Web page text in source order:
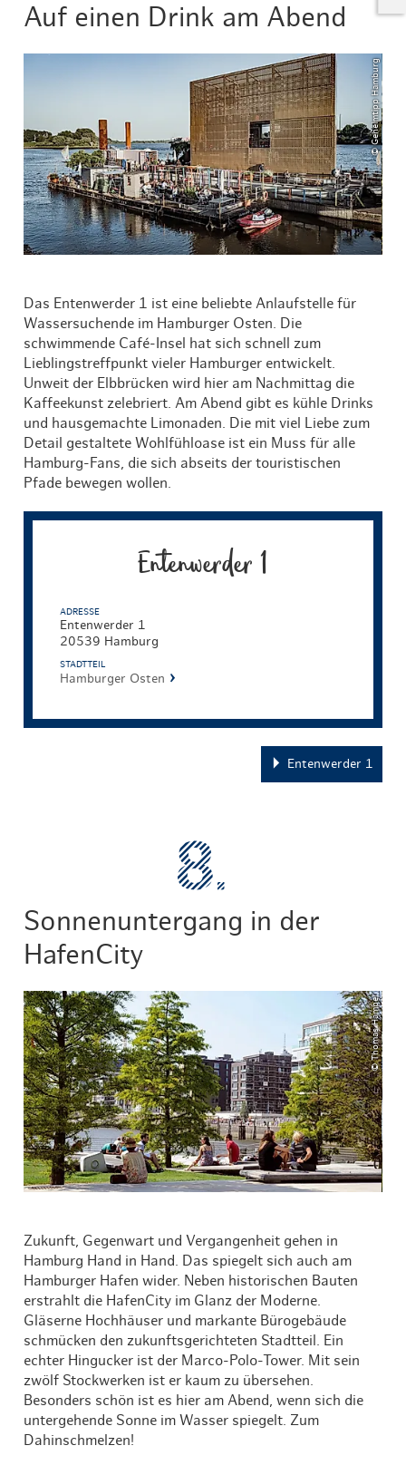
Auf einen Drink am Abend
© Geheimtipp Hamburg
Das Entenwerder 1 ist eine beliebte Anlaufstelle für
Wassersuchende im Hamburger Osten. Die
schwimmende Café-Insel hat sich schnell zum
Lieblingstreffpunkt vieler Hamburger entwickelt.
Unweit der Elbbrücken wird hier am Nachmittag die
Kaffeekunst zelebriert. Am Abend gibt es kühle Drinks
und hausgemachte Limonaden. Die mit viel Liebe zum
Detail gestaltete Wohlfühloase ist ein Muss für alle
Hamburg-Fans, die sich abseits der touristischen
Pfade bewegen wollen.
Entenwerder 1
ADRESSE
Entenwerder 1
20539 Hamburg
STADTTEIL
Hamburger Osten
Entenwerder 1
Sonnenuntergang in der
HafenCity
© Thomas Hampel
Zukunft, Gegenwart und Vergangenheit gehen in
Hamburg Hand in Hand. Das spiegelt sich auch am
Hamburger Hafen wider. Neben historischen Bauten
erstrahlt die HafenCity im Glanz der Moderne.
Gläserne Hochhäuser und markante Bürogebäude
schmücken den zukunftsgerichteten Stadtteil. Ein
echter Hingucker ist der Marco-Polo-Tower. Mit sein
zwölf Stockwerken ist er kaum zu übersehen.
Besonders schön ist es hier am Abend, wenn sich die
untergehende Sonne im Wasser spiegelt. Zum
Dahinschmelzen!